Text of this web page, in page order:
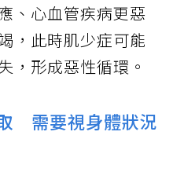
、心血管疾病更惡
，此時肌少症可能
，形成惡性循環。
需要視身體狀況